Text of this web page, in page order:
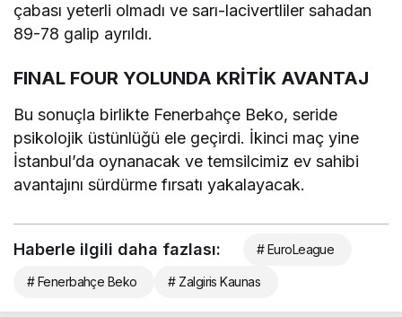
çabası yeterli olmadı ve sarı-lacivertliler sahadan
89-78 galip ayrıldı.
FINAL FOUR YOLUNDA KRİTİK AVANTAJ
Bu sonuçla birlikte Fenerbahçe Beko, seride
psikolojik üstünlüğü ele geçirdi. İkinci maç yine
İstanbul’da oynanacak ve temsilcimiz ev sahibi
avantajını sürdürme fırsatı yakalayacak.
Haberle ilgili daha fazlası: # EuroLeague
# Fenerbahçe Beko # Zalgiris Kaunas